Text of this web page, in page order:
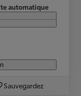
automatique
Sauvegardez